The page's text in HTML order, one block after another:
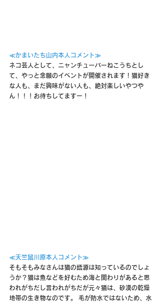
≪かまいたち山内本人コメント≫
ネコ芸人として、ニャンチューバーねこうちとし
て、やっと念願のイベントが開催されます！猫好き
な人も、まだ興味がない人も、絶対楽しいやつや
ん！！！お待ちしてますー！
≪天竺鼠川原本人コメント≫
そもそもみなさんは猫の語源は知っているのでしょ
うか？猫は魚などを好むため海と関わりがあると思
われがちだし言われがちだが元々猫は、砂漠の乾燥
地帯の生き物なのです。 毛が防水ではないため、水